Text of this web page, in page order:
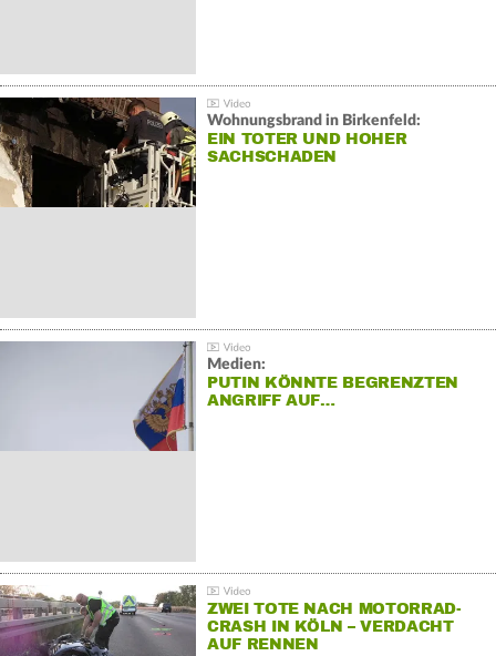
Wohnungsbrand in Birkenfeld:
EIN TOTER UND HOHER
SACHSCHADEN
Medien:
PUTIN KÖNNTE BEGRENZTEN
ANGRIFF AUF…
ZWEI TOTE NACH MOTORRAD-
CRASH IN KÖLN – VERDACHT
AUF RENNEN